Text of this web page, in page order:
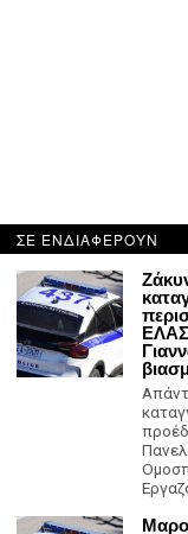
ΣΕ ΕΝΔΙΑΦΕΡΟΥΝ
ΕΛΑΣ